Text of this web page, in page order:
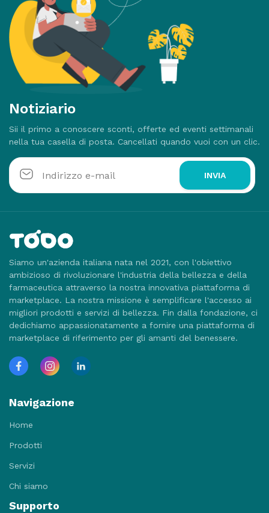
Notiziario
Sii il primo a conoscere sconti, offerte ed eventi settimanali
nella tua casella di posta. Cancellati quando vuoi con un clic.
INVIA
Siamo un'azienda italiana nata nel 2021, con l'obiettivo
ambizioso di rivoluzionare l'industria della bellezza e della
farmaceutica attraverso la nostra innovativa piattaforma di
marketplace. La nostra missione è semplificare l'accesso ai
migliori prodotti e servizi di bellezza. Fin dalla fondazione, ci
dedichiamo appassionatamente a fornire una piattaforma di
marketplace di riferimento per gli amanti del benessere.
Navigazione
Home
Prodotti
Servizi
Chi siamo
Supporto